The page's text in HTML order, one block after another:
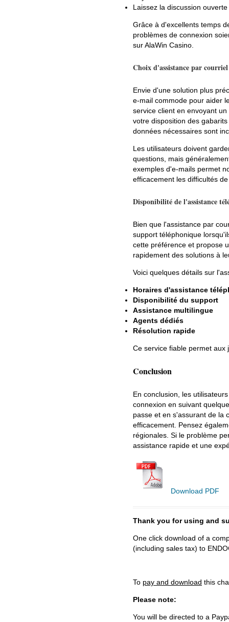
Laissez la discussion
Grâce à d'excellents temps
problèmes de connexion
sur AlaWin Casino.
Choix d'assistance par courriel
Envie d'une solution plus
e-mail commode pour aider
service client en envoyant
votre disposition des
données nécessaires sont
Les utilisateurs doivent
questions, mais
exemples d'e-mails permet
efficacement les difficultés
Disponibilité de l'assistance
Bien que l'assistance par
support téléphonique
cette préférence et propose
rapidement des solutions à
Voici quelques détails sur
Horaires d'assistance
Disponibilité du support
Assistance multilingue
Agents dédiés
Résolution rapide
Ce service fiable permet
Conclusion
En conclusion, les
connexion en suivant
passe et en s'assurant de la
efficacement. Pensez
régionales. Si le problème
assistance rapide et une
Download PDF
Thank you for using and
One click download of a
(including sales tax) to
To pay and download this
Please note:
You will be directed to a